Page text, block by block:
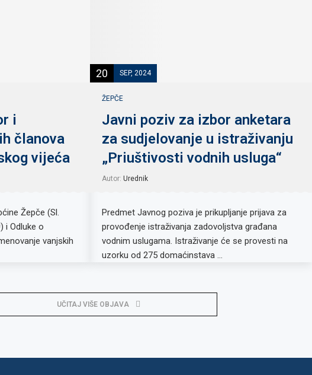
i
članova
vijeća
Žepče (Sl.
i Odluke o
vanjskih
20 SEP, 2024
ŽEPČE
Javni poziv za izbor anketara
za sudjelovanje u istraživanju
„Priuštivosti vodnih usluga“
Autor: Urednik
Predmet Javnog poziva je prikupljanje prijava za
provođenje istraživanja zadovoljstva građana
vodnim uslugama. Istraživanje će se provesti na
uzorku od 275 domaćinstava …
UČITAJ VIŠE OBJAVA